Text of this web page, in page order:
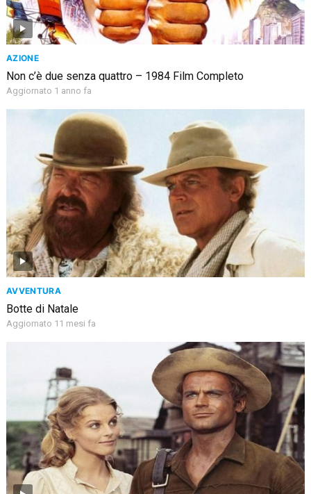
AZIONE
Non c’è due senza quattro – 1984 Film Completo
Aggiornato 1 anno fa
AVVENTURA
Botte di Natale
Aggiornato 11 mesi fa